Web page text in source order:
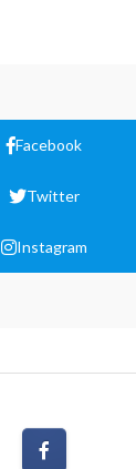
Facebook
Twitter
Instagram